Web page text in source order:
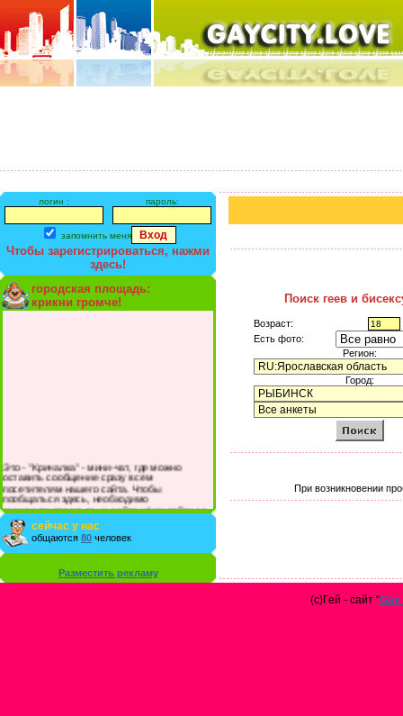
логин : пароль:
запомнить меня
Чтобы зарегистрироваться, нажми
здесь!
городская площадь:
крикни громче!
Это - "Кричалка" - мини-чат, где можно
оставить сообщение сразу всем
посетителям нашего сайта. Чтобы
пообщаться здесь, необходимо
зарегистрироваться на сайте и/или войти со
своими логином и паролем.
сейчас у нас
общаются 80 человек
Разместить рекламу
Поиск геев и
Возраст:
Есть фото:
Регион:
Город:
При возникновении
(с)Гей - сайт "Gay